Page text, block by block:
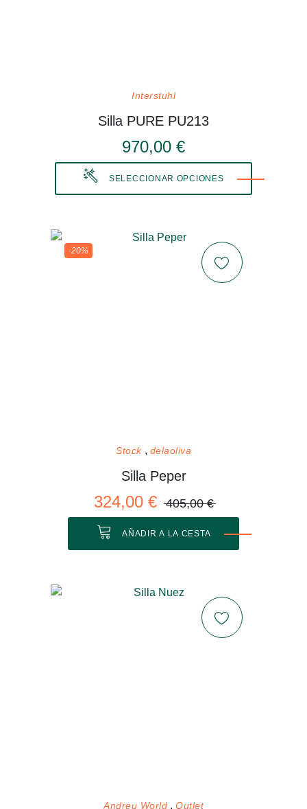
Interstuhl
Silla PURE PU213
970,00 €
SELECCIONAR OPCIONES
-20%
Stock delaoliva
Silla Peper
324,00 € 405,00 €
AÑADIR A LA CESTA
Andreu World Outlet